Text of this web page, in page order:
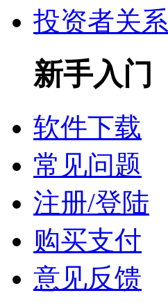
投资者关系
新手入门
软件下载
常见问题
注册/登陆
购买支付
意见反馈